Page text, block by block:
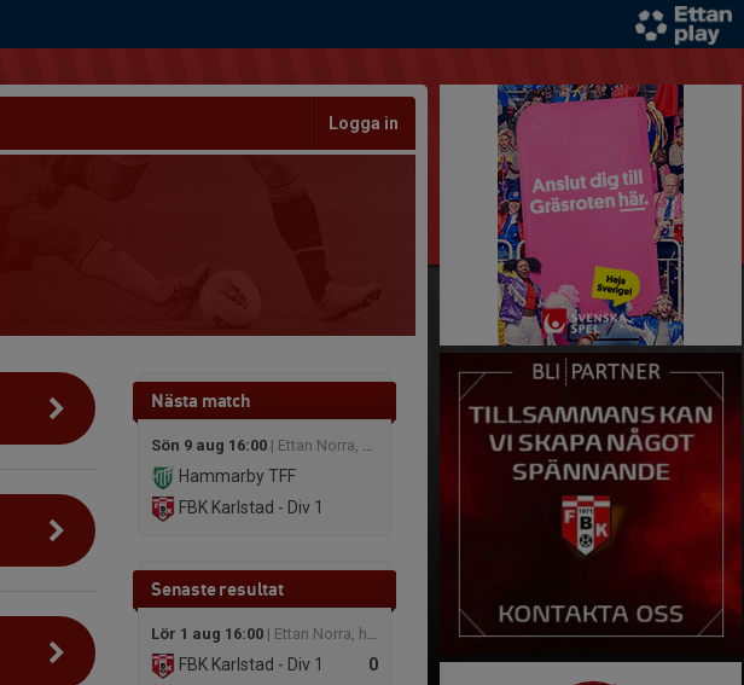
Logga in
Nästa match
Sön 9 aug 16:00 | Ettan Norra, herr 2026
Hammarby TFF
FBK Karlstad - Div 1
Senaste resultat
Lör 1 aug 16:00 | Ettan Norra, herr 2026
0
FBK Karlstad - Div 1